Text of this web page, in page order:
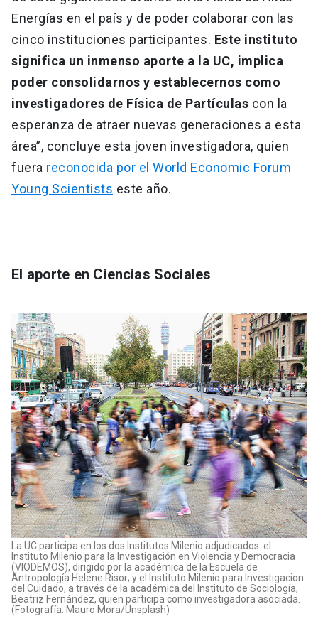
Energías en el país y de poder colaborar con las
cinco instituciones participantes. Este instituto
significa un inmenso aporte a la UC, implica
poder consolidarnos y establecernos como
investigadores de Física de Partículas con la
esperanza de atraer nuevas generaciones a esta
área”, concluye esta joven investigadora, quien
fuera reconocida por el World Economic Forum
Young Scientists este año.
El aporte en Ciencias Sociales
La UC participa en los dos Institutos Milenio adjudicados: el
Instituto Milenio para la Investigación en Violencia y Democracia
(VIODEMOS), dirigido por la académica de la Escuela de
Antropología Helene Risor; y el Instituto Milenio para Investigacion
del Cuidado, a través de la académica del Instituto de Sociología,
Beatriz Fernández, quien participa como investigadora asociada.
(Fotografía: Mauro Mora/Unsplash)